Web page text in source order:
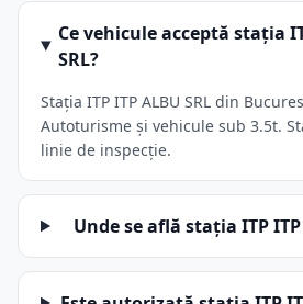
Ce vehicule acceptă stația
SRL?
Stația ITP ITP ALBU SRL din
Autoturisme și vehicule sub 3.5t.
linie de inspecție.
Unde se află stația ITP ITP